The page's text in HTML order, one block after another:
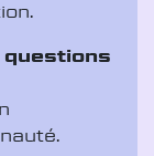
questions